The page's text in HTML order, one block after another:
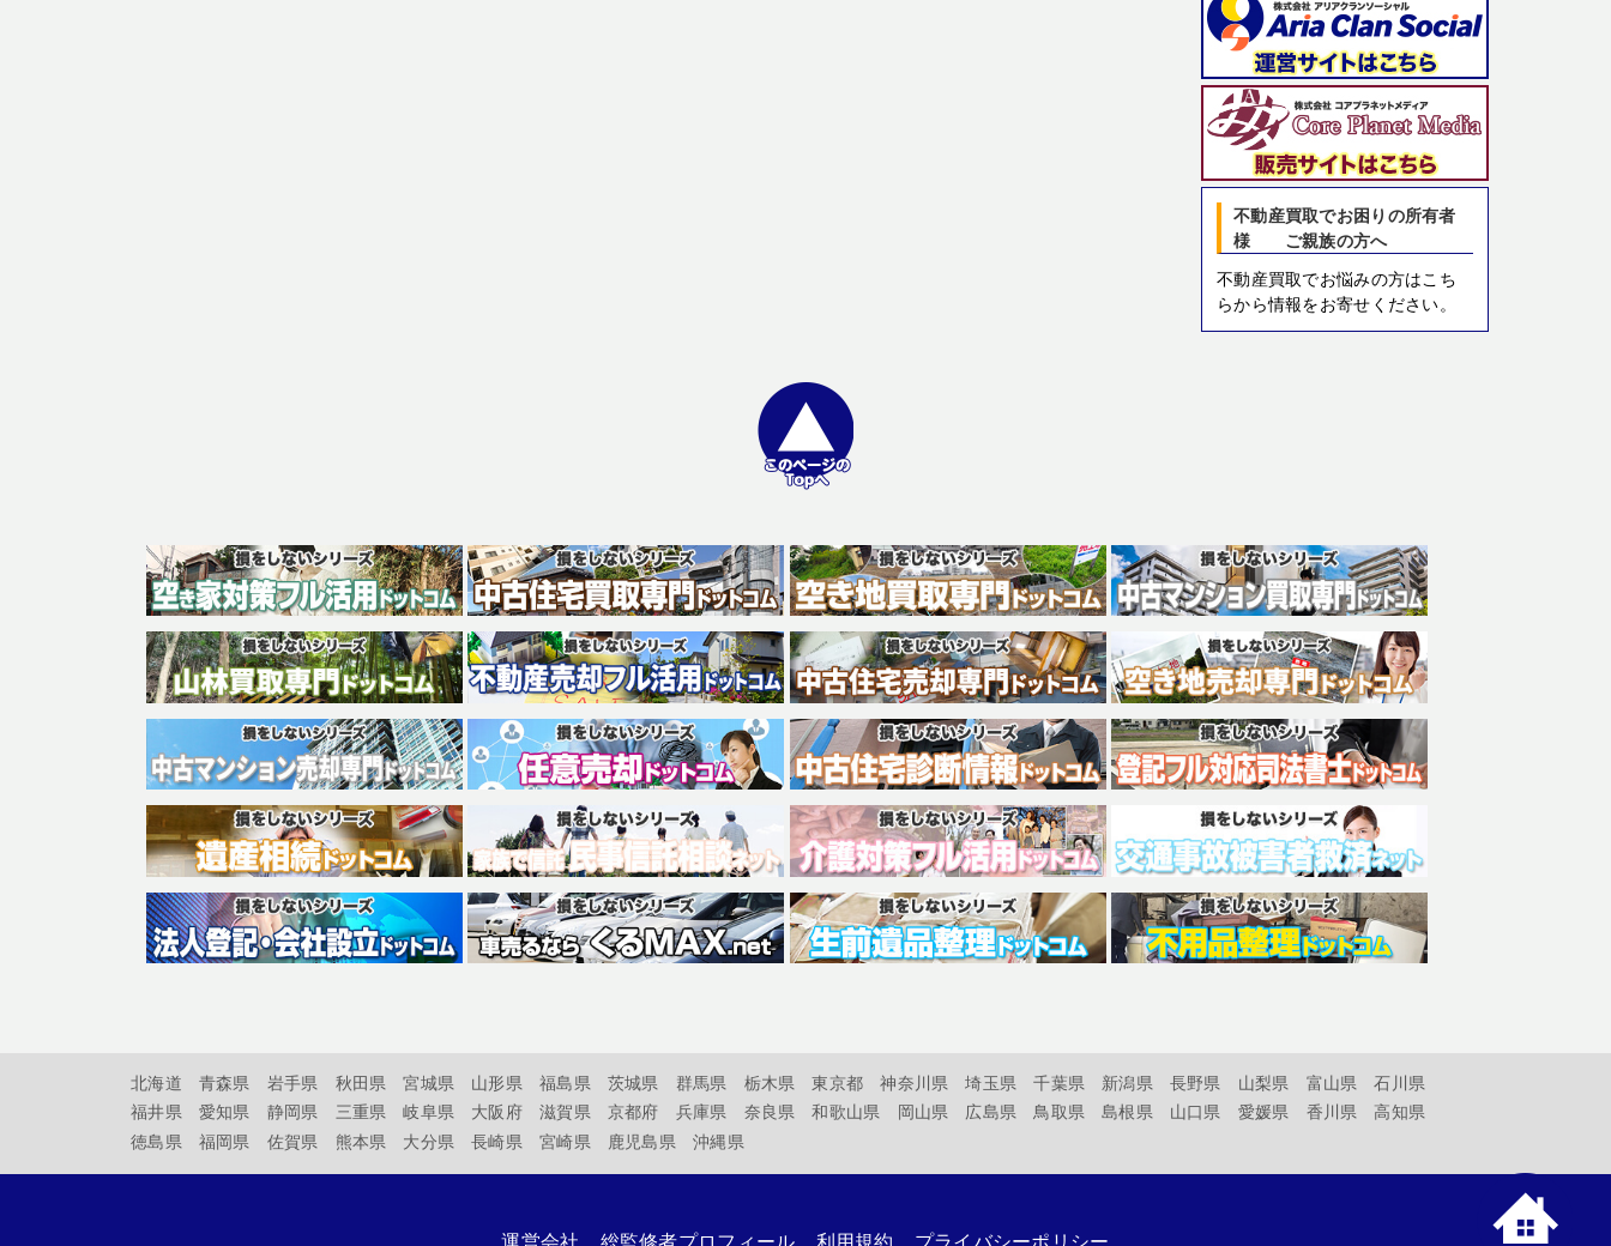
不動産買取でお困りの所有者
様 ご親族の方へ
不動産買取でお悩みの方はこち
らから情報をお寄せください。
北海道 青森県 岩手県 秋田県 宮城県 山形県 福島県 茨城県 群馬県 栃木県 東京都 神奈川県 埼玉県 千葉県 新潟県 長野県 山梨県 富山県
石川県
福井県
愛知県 静岡県 三重県 岐阜県 大阪府 滋賀県 京都府 兵庫県 奈良県 和歌山県 岡山県 広島県 鳥取県 島根県 山口県 愛媛県 香川県
高知県
徳島県
福岡県 佐賀県 熊本県 大分県 長崎県 宮崎県 鹿児島県 沖縄県